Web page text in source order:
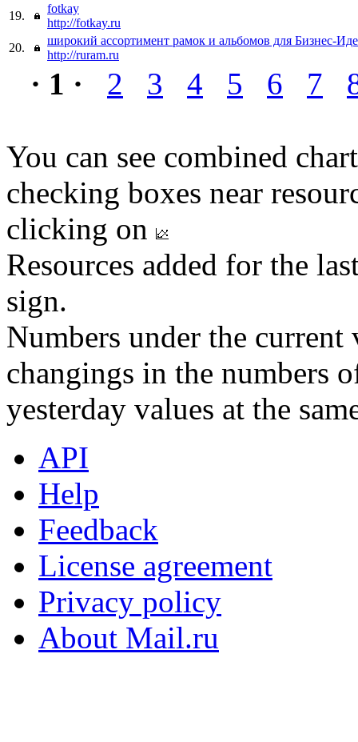
19.
fotkay
http://fotkay.ru
20.
широкий ассортимент рамок и альбомов для Бизнес-
http://ruram.ru
· 1 · 2 3 4 5 6 7
You can see combined
checking boxes near
clicking on
Resources added for the
sign.
Numbers under the
changings in the numbers
yesterday values at the
API
Help
Feedback
License agreement
Privacy policy
About Mail.ru